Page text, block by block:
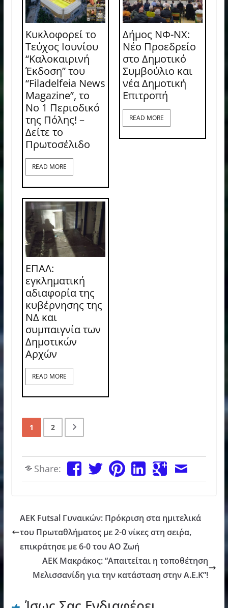
Κυκλοφορεί το
Τεύχος Ιουνίου
“Καλοκαιρινή
Έκδοση” του
“Filadelfeia News
Magazine”, το
Νο 1 Περιοδικό
της Πόλης! –
Δείτε το
Πρωτοσέλιδο
READ MORE
Δήμος ΝΦ-ΝΧ:
Νέο Προεδρείο
στο Δημοτικό
Συμβούλιο και
νέα Δημοτική
Επιτροπή
READ MORE
ΕΠΑΛ:
εγκληματική
αδιαφορία της
κυβέρνησης της
ΝΔ και
συμπαιγνία των
Δημοτικών
Αρχών
READ MORE
1 2
Share:
ΑΕΚ Futsal Γυναικών: Πρόκριση στα ημιτελικά
του Πρωταθλήματος με 2-0 νίκες στη σειρ΄΄α,
επικράτησε με 6-0 του ΑΟ Ζωή
ΑΕΚ Μακράκος: “Απαιτείται η τοποθέτηση
Μελισσανίδη για την κατάσταση στην Α.Ε.Κ”!